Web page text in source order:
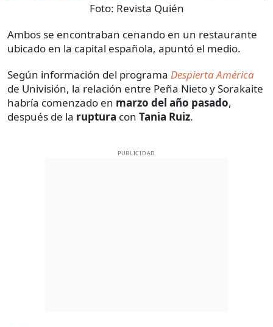
Foto: Revista Quién
Ambos se encontraban cenando en un restaurante
ubicado en la capital española, apuntó el medio.
Según información del programa Despierta América
de Univisión, la relación entre Peña Nieto y Sorakaite
habría comenzado en marzo del año pasado,
después de la ruptura con Tania Ruiz.
PUBLICIDAD